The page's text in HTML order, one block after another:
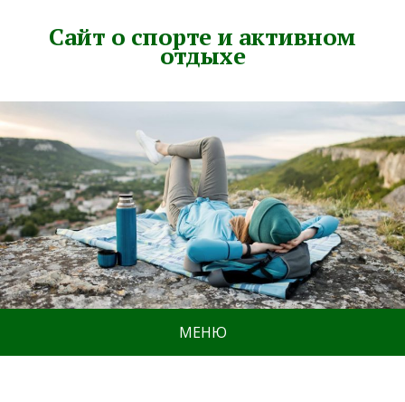
Сайт о спорте и активном
отдыхе
МЕНЮ